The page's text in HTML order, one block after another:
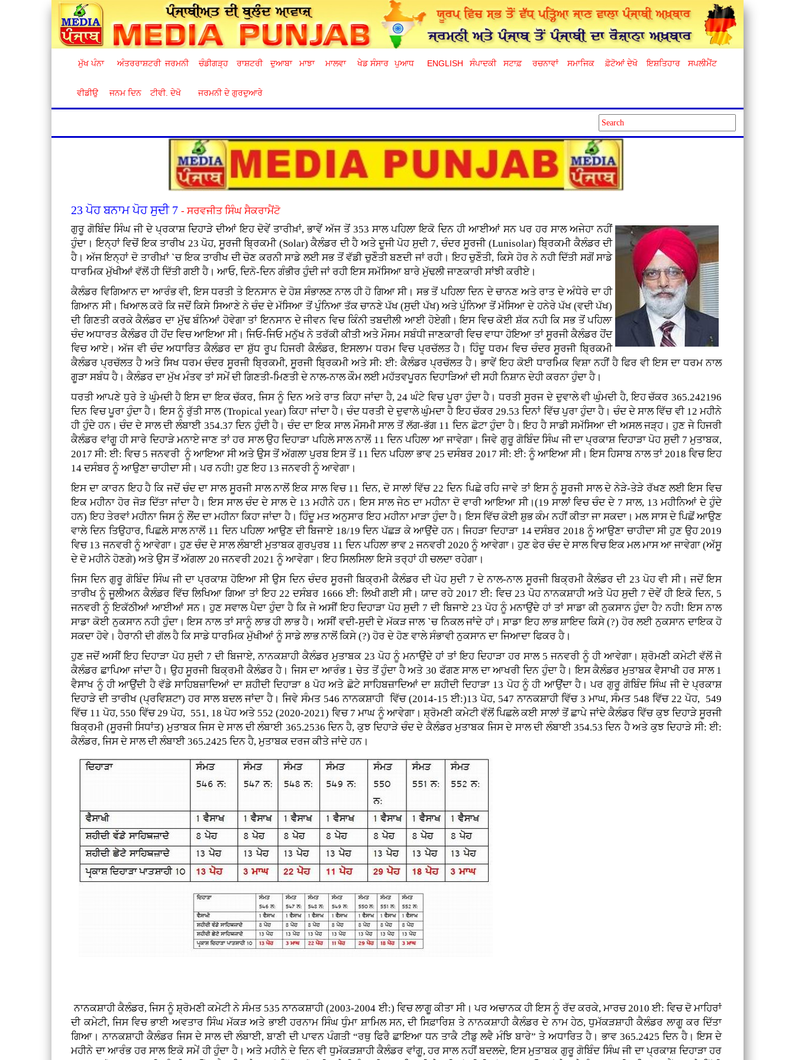
ਮੁੱਖ ਪੰਨਾ ਅੰਤਰਰਾਸ਼ਟਰੀ ਜਰਮਨੀ ਚੰਡੀਗੜ੍ਹ ਰਾਸ਼ਟਰੀ ਦੁਆਬਾ ਮਾਝਾ ਮਾਲਵਾ ਖੇਡ ਸੰਸਾਰ ਪੁਆਧ ENGLISH ਸੰਪਾਦਕੀ ਸਟਾਫ਼ ਰਚਨਾਵਾਂ ਸਮਾਜਿਕ ਫ਼ੋਟੋਆਂ ਦੇਖੋ ਇਸ਼ਤਿਹਾਰ ਸਪਲੀਮੈਂਟ
ਵੀਡੀਉ ਜਨਮ ਦਿਨ ਟੀਵੀ. ਦੇਖੋ ਜਰਮਨੀ ਦੇ ਗੁਰਦੁਆਰੇ
23 ਪੋਹ ਬਨਾਮ ਪੋਹ ਸੁਦੀ 7- ਸਰਵਜੀਤ ਸਿੰਘ ਸੈਕਰਾਮੈਂਟੋ
ਗੁਰੂ ਗੋਬਿੰਦ ਸਿੰਘ ਜੀ ਦੇ ਪ੍ਰਕਾਸ਼ ਦਿਹਾੜੇ ਦੀਆਂ ਇਹ ਦੋਵੇਂ ਤਾਰੀਖ਼ਾਂ, ਭਾਵੇਂ ਅੱਜ ਤੋਂ 353 ਸਾਲ ਪਹਿਲਾ ਇਕੋ ਦਿਨ ਹੀ ਆਈਆਂ ਸਨ ਪਰ ਹਰ ਸਾਲ ਅਜੇਹਾ ਨਹੀਂ
ਹੁੰਦਾ। ਇਨ੍ਹਾਂ ਵਿਚੋਂ ਇਕ ਤਾਰੀਖ 23 ਪੋਹ, ਸੂਰਜੀ ਬ੍ਰਿਕਮੀ (Solar) ਕੈਲੰਡਰ ਦੀ ਹੈ ਅਤੇ ਦੂਜੀ ਪੋਹ ਸੁਦੀ 7, ਚੰਦਰ ਸੂਰਜੀ (Lunisolar) ਬ੍ਰਿਕਮੀ ਕੈਲੰਡਰ ਦੀ
ਹੈ। ਅੱਜ ਇਨ੍ਹਾਂ ਦੋ ਤਾਰੀਖ਼ਾਂ `ਚ ਇਕ ਤਾਰੀਖ ਦੀ ਚੋਣ ਕਰਨੀ ਸਾਡੇ ਲਈ ਸਭ ਤੋਂ ਵੱਡੀ ਚੁਣੌਤੀ ਬਣਦੀ ਜਾਂ ਰਹੀ। ਇਹ ਚੁਣੌਤੀ, ਕਿਸੇ ਹੋਰ ਨੇ ਨਹੀ ਦਿੱਤੀ ਸਗੋਂ ਸਾਡੇ
ਧਾਰਮਿਕ ਮੁੱਖੀਆਂ ਵੱਲੋਂ ਹੀ ਦਿੱਤੀ ਗਈ ਹੈ। ਆਓ, ਦਿਨੋ-ਦਿਨ ਗੰਭੀਰ ਹੁੰਦੀ ਜਾਂ ਰਹੀ ਇਸ ਸਮੱਸਿਆ ਬਾਰੇ ਮੁੱਢਲੀ ਜਾਣਕਾਰੀ ਸਾਂਝੀ ਕਰੀਏ।
ਕੈਲੰਡਰ ਵਿਗਿਆਨ ਦਾ ਆਰੰਭ ਵੀ, ਇਸ ਧਰਤੀ ਤੇ ਇਨਸਾਨ ਦੇ ਹੋਸ਼ ਸੰਭਾਲਣ ਨਾਲ ਹੀ ਹੋ ਗਿਆ ਸੀ। ਸਭ ਤੋਂ ਪਹਿਲਾ ਦਿਨ ਦੇ ਚਾਨਣ ਅਤੇ ਰਾਤ ਦੇ ਅੰਧੇਰੇ ਦਾ ਹੀ
ਗਿਆਨ ਸੀ। ਖਿਆਲ ਕਰੋ ਕਿ ਜਦੋਂ ਕਿਸੇ ਸਿਆਣੇ ਨੇ ਚੰਦ ਦੇ ਮੱਸਿਆ ਤੋਂ ਪੁੰਨਿਆ ਤੱਕ ਚਾਨਣੇ ਪੱਖ (ਸੁਦੀ ਪੱਖ) ਅਤੇ ਪੁੰਨਿਆ ਤੋਂ ਮੱਸਿਆ ਦੇ ਹਨੇਰੇ ਪੱਖ (ਵਦੀ ਪੱਖ)
ਦੀ ਗਿਣਤੀ ਕਰਕੇ ਕੈਲੰਡਰ ਦਾ ਮੁੱਢ ਬੰਨਿਆਂ ਹੋਵੇਗਾ ਤਾਂ ਇਨਸਾਨ ਦੇ ਜੀਵਨ ਵਿਚ ਕਿੰਨੀ ਤਬਦੀਲੀ ਆਈ ਹੋਏਗੀ। ਇਸ ਵਿਚ ਕੋਈ ਸ਼ੱਕ ਨਹੀ ਕਿ ਸਭ ਤੋਂ ਪਹਿਲਾ
ਚੰਦ ਅਧਾਰਤ ਕੈਲੰਡਰ ਹੀ ਹੋਂਦ ਵਿਚ ਆਇਆ ਸੀ। ਜਿਓ-ਜਿਓ ਮਨੁੱਖ ਨੇ ਤਰੱਕੀ ਕੀਤੀ ਅਤੇ ਮੌਸਮ ਸਬੰਧੀ ਜਾਣਕਾਰੀ ਵਿਚ ਵਾਧਾ ਹੋਇਆ ਤਾਂ ਸੂਰਜੀ ਕੈਲੰਡਰ ਹੋਂਦ
ਵਿਚ ਆਏ। ਅੱਜ ਵੀ ਚੰਦ ਅਧਾਰਿਤ ਕੈਲੰਡਰ ਦਾ ਸ਼ੁੱਧ ਰੂਪ ਹਿਜਰੀ ਕੈਲੰਡਰ, ਇਸਲਾਮ ਧਰਮ ਵਿਚ ਪ੍ਰਚੱਲਤ ਹੈ। ਹਿੰਦੂ ਧਰਮ ਵਿਚ ਚੰਦਰ ਸੂਰਜੀ ਬ੍ਰਿਕਮੀ
ਕੈਲੰਡਰ ਪ੍ਰਚੱਲਤ ਹੈ ਅਤੇ ਸਿਖ ਧਰਮ ਚੰਦਰ ਸੂਰਜੀ ਬ੍ਰਿਕਮੀ, ਸੂਰਜੀ ਬ੍ਰਿਕਮੀ ਅਤੇ ਸੀ: ਈ: ਕੈਲੰਡਰ ਪ੍ਰਚੱਲਤ ਹੈ। ਭਾਵੇਂ ਇਹ ਕੋਈ ਧਾਰਮਿਕ ਵਿਸ਼ਾ ਨਹੀਂ ਹੈ ਫਿਰ ਵੀ ਇਸ ਦਾ ਧਰਮ ਨਾਲ
ਗੂੜਾ ਸਬੰਧ ਹੈ। ਕੈਲੰਡਰ ਦਾ ਮੁੱਖ ਮੰਤਵ ਤਾਂ ਸਮੇਂ ਦੀ ਗਿਣਤੀ-ਮਿਣਤੀ ਦੇ ਨਾਲ-ਨਾਲ ਕੌਮ ਲਈ ਮਹੱਤਵਪੂਰਨ ਦਿਹਾੜਿਆਂ ਦੀ ਸਹੀ ਨਿਸ਼ਾਨ ਦੇਹੀ ਕਰਨਾ ਹੁੰਦਾ ਹੈ।
ਧਰਤੀ ਆਪਣੇ ਧੁਰੇ ਤੇ ਘੁੰਮਦੀ ਹੈ ਇਸ ਦਾ ਇਕ ਚੱਕਰ, ਜਿਸ ਨੂੰ ਦਿਨ ਅਤੇ ਰਾਤ ਕਿਹਾ ਜਾਂਦਾ ਹੈ, 24 ਘੰਟੇ ਵਿਚ ਪੂਰਾ ਹੁੰਦਾ ਹੈ। ਧਰਤੀ ਸੂਰਜ ਦੇ ਦੁਵਾਲੇ ਵੀ ਘੁੰਮਦੀ ਹੈ, ਇਹ ਚੱਕਰ 365.242196
ਦਿਨ ਵਿਚ ਪੂਰਾ ਹੁੰਦਾ ਹੈ। ਇਸ ਨੂੰ ਰੁੱਤੀ ਸਾਲ (Tropical year) ਕਿਹਾ ਜਾਂਦਾ ਹੈ। ਚੰਦ ਧਰਤੀ ਦੇ ਦੁਵਾਲੇ ਘੁੰਮਦਾ ਹੈ ਇਹ ਚੱਕਰ 29.53 ਦਿਨਾਂ ਵਿੱਚ ਪੁਰਾ ਹੁੰਦਾ ਹੈ। ਚੰਦ ਦੇ ਸਾਲ ਵਿੱਚ ਵੀ 12 ਮਹੀਨੇ
ਹੀ ਹੁੰਦੇ ਹਨ। ਚੰਦ ਦੇ ਸਾਲ ਦੀ ਲੰਬਾਈ 354.37 ਦਿਨ ਹੁੰਦੀ ਹੈ। ਚੰਦ ਦਾ ਇਕ ਸਾਲ ਮੌਸਮੀ ਸਾਲ ਤੋਂ ਲੱਗ-ਭੱਗ 11 ਦਿਨ ਛੋਟਾ ਹੁੰਦਾ ਹੈ। ਇਹ ਹੈ ਸਾਡੀ ਸਮੱਸਿਆ ਦੀ ਅਸਲ ਜੜ੍ਹ। ਹੁਣ ਜੇ ਹਿਜਰੀ
ਕੈਲੰਡਰ ਵਾਂਗੂ ਹੀ ਸਾਰੇ ਦਿਹਾੜੇ ਮਨਾਏ ਜਾਣ ਤਾਂ ਹਰ ਸਾਲ ਉਹ ਦਿਹਾੜਾ ਪਹਿਲੇ ਸਾਲ ਨਾਲੋਂ 11 ਦਿਨ ਪਹਿਲਾ ਆ ਜਾਵੇਗਾ। ਜਿਵੇ ਗੁਰੂ ਗੋਬਿੰਦ ਸਿੰਘ ਜੀ ਦਾ ਪ੍ਰਕਾਸ਼ ਦਿਹਾੜਾ ਪੋਹ ਸੁਦੀ 7 ਮੁਤਾਬਕ,
2017 ਸੀ: ਈ: ਵਿਚ 5 ਜਨਵਰੀ ਨੂੰ ਆਇਆ ਸੀ ਅਤੇ ਉਸ ਤੋਂ ਅੱਗਲਾ ਪੁਰਬ ਇਸ ਤੋਂ 11 ਦਿਨ ਪਹਿਲਾ ਭਾਵ 25 ਦਸੰਬਰ 2017 ਸੀ: ਈ: ਨੂੰ ਆਇਆ ਸੀ। ਇਸ ਹਿਸਾਬ ਨਾਲ ਤਾਂ 2018 ਵਿਚ ਇਹ
14 ਦਸੰਬਰ ਨੂੰ ਆਉਣਾ ਚਾਹੀਦਾ ਸੀ। ਪਰ ਨਹੀ! ਹੁਣ ਇਹ 13 ਜਨਵਰੀ ਨੂੰ ਆਵੇਗਾ।
ਇਸ ਦਾ ਕਾਰਨ ਇਹ ਹੈ ਕਿ ਜਦੋਂ ਚੰਦ ਦਾ ਸਾਲ ਸੂਰਜੀ ਸਾਲ ਨਾਲੋਂ ਇਕ ਸਾਲ ਵਿਚ 11 ਦਿਨ, ਦੋ ਸਾਲਾਂ ਵਿੱਚ 22 ਦਿਨ ਪਿਛੇ ਰਹਿ ਜਾਵੇ ਤਾਂ ਇਸ ਨੂੰ ਸੂਰਜੀ ਸਾਲ ਦੇ ਨੇੜੇ-ਤੇੜੇ ਰੱਖਣ ਲਈ ਇਸ ਵਿਚ
ਇਕ ਮਹੀਨਾ ਹੋਰ ਜੋੜ ਦਿੱਤਾ ਜਾਂਦਾ ਹੈ। ਇਸ ਸਾਲ ਚੰਦ ਦੇ ਸਾਲ ਦੇ 13 ਮਹੀਨੇ ਹਨ। ਇਸ ਸਾਲ ਜੇਠ ਦਾ ਮਹੀਨਾ ਦੋ ਵਾਰੀ ਆਇਆ ਸੀ।(19 ਸਾਲਾਂ ਵਿਚ ਚੰਦ ਦੇ 7 ਸਾਲ, 13 ਮਹੀਨਿਆਂ ਦੇ ਹੁੰਦੇ
ਹਨ) ਇਹ ਤੇਰਵਾਂ ਮਹੀਨਾ ਜਿਸ ਨੂੰ ਲੌਂਦ ਦਾ ਮਹੀਨਾ ਕਿਹਾ ਜਾਂਦਾ ਹੈ। ਹਿੰਦੂ ਮਤ ਅਨੁਸਾਰ ਇਹ ਮਹੀਨਾ ਮਾੜਾ ਹੁੰਦਾ ਹੈ। ਇਸ ਵਿੱਚ ਕੋਈ ਸ਼ੁਭ ਕੰਮ ਨਹੀਂ ਕੀਤਾ ਜਾ ਸਕਦਾ। ਮਲ ਸਾਸ ਦੇ ਪਿਛੋਂ ਆਉਣ
ਵਾਲੇ ਦਿਨ ਤਿਉਹਾਰ, ਪਿਛਲੇ ਸਾਲ ਨਾਲੋਂ 11 ਦਿਨ ਪਹਿਲਾ ਆਉਣ ਦੀ ਬਿਜਾਏ 18/19 ਦਿਨ ਪੱਛੜ ਕੇ ਆਉਂਦੇ ਹਨ। ਜਿਹੜਾ ਦਿਹਾੜਾ 14 ਦਸੰਬਰ 2018 ਨੂੰ ਆਉਣਾ ਚਾਹੀਦਾ ਸੀ ਹੁਣ ਉਹ 2019
ਵਿਚ 13 ਜਨਵਰੀ ਨੂੰ ਆਵੇਗਾ। ਹੁਣ ਚੰਦ ਦੇ ਸਾਲ ਲੰਬਾਈ ਮੁਤਾਬਕ ਗੁਰਪੁਰਬ 11 ਦਿਨ ਪਹਿਲਾ ਭਾਵ 2 ਜਨਵਰੀ 2020 ਨੂੰ ਆਵੇਗਾ। ਹੁਣ ਫੇਰ ਚੰਦ ਦੇ ਸਾਲ ਵਿਚ ਇਕ ਮਲ ਮਾਸ ਆ ਜਾਵੇਗਾ (ਅੱਸੂ
ਦੇ ਦੋ ਮਹੀਨੇ ਹੋਣਗੇ) ਅਤੇ ਉਸ ਤੋਂ ਅੱਗਲਾ 20 ਜਨਵਰੀ 2021 ਨੂੰ ਆਵੇਗਾ। ਇਹ ਸਿਲਸਿਲਾ ਇਸੇ ਤਰ੍ਹਾਂ ਹੀ ਚਲਦਾ ਰਹੇਗਾ।
ਜਿਸ ਦਿਨ ਗੁਰੂ ਗੋਬਿੰਦ ਸਿੰਘ ਜੀ ਦਾ ਪ੍ਰਕਾਸ਼ ਹੋਇਆ ਸੀ ਉਸ ਦਿਨ ਚੰਦਰ ਸੂਰਜੀ ਬਿਕ੍ਰਮੀ ਕੈਲੰਡਰ ਦੀ ਪੋਹ ਸੁਦੀ 7 ਦੇ ਨਾਲ-ਨਾਲ ਸੂਰਜੀ ਬਿਕ੍ਰਮੀ ਕੈਲੰਡਰ ਦੀ 23 ਪੋਹ ਵੀ ਸੀ। ਜਦੋਂ ਇਸ
ਤਾਰੀਖ ਨੂੰ ਜੂਲੀਅਨ ਕੈਲੰਡਰ ਵਿੱਚ ਲਿਖਿਆ ਗਿਆ ਤਾਂ ਇਹ 22 ਦਸੰਬਰ 1666 ਈ: ਲਿਖੀ ਗਈ ਸੀ। ਯਾਦ ਰਹੇ 2017 ਈ: ਵਿਚ 23 ਪੋਹ ਨਾਨਕਸ਼ਾਹੀ ਅਤੇ ਪੋਹ ਸੁਦੀ 7 ਦੋਵੇਂ ਹੀ ਇਕੋ ਦਿਨ, 5
ਜਨਵਰੀ ਨੂੰ ਇਕੱਠੀਆਂ ਆਈਆਂ ਸਨ। ਹੁਣ ਸਵਾਲ ਪੈਦਾ ਹੁੰਦਾ ਹੈ ਕਿ ਜੇ ਅਸੀਂ ਇਹ ਦਿਹਾੜਾ ਪੋਹ ਸੁਦੀ 7 ਦੀ ਬਿਜਾਏ 23 ਪੋਹ ਨੂੰ ਮਨਾਉਂਦੇ ਹਾਂ ਤਾਂ ਸਾਡਾ ਕੀ ਨੁਕਸਾਨ ਹੁੰਦਾ ਹੈ? ਨਹੀ! ਇਸ ਨਾਲ
ਸਾਡਾ ਕੋਈ ਨੁਕਸਾਨ ਨਹੀ ਹੁੰਦਾ। ਇਸ ਨਾਲ ਤਾਂ ਸਾਨੂੰ ਲਾਭ ਹੀ ਲਾਭ ਹੈ। ਅਸੀਂ ਵਦੀ-ਸੁਦੀ ਦੇ ਮੱਕੜ ਜਾਲ `ਚ ਨਿਕਲ ਜਾਂਦੇ ਹਾਂ। ਸਾਡਾ ਇਹ ਲਾਭ ਸ਼ਾਇਦ ਕਿਸੇ (?) ਹੋਰ ਲਈ ਨੁਕਸਾਨ ਦਾਇਕ ਹੋ
ਸਕਦਾ ਹੋਵੇ। ਹੈਰਾਨੀ ਦੀ ਗੱਲ ਹੈ ਕਿ ਸਾਡੇ ਧਾਰਮਿਕ ਮੁੱਖੀਆਂ ਨੂੰ ਸਾਡੇ ਲਾਭ ਨਾਲੋਂ ਕਿਸੇ (?) ਹੋਰ ਦੇ ਹੋਣ ਵਾਲੇ ਸੰਭਾਵੀ ਨੁਕਸਾਨ ਦਾ ਜਿਆਦਾ ਫਿਕਰ ਹੈ।
ਹੁਣ ਜਦੋਂ ਅਸੀਂ ਇਹ ਦਿਹਾੜਾ ਪੋਹ ਸੁਦੀ 7 ਦੀ ਬਿਜਾਏ, ਨਾਨਕਸ਼ਾਹੀ ਕੈਲੰਡਰ ਮੁਤਾਬਕ 23 ਪੋਹ ਨੂੰ ਮਨਾਉਂਦੇ ਹਾਂ ਤਾਂ ਇਹ ਦਿਹਾੜਾ ਹਰ ਸਾਲ 5 ਜਨਵਰੀ ਨੂੰ ਹੀ ਆਵੇਗਾ। ਸ਼੍ਰੋਮਣੀ ਕਮੇਟੀ ਵੱਲੋਂ ਜੋ
ਕੈਲੰਡਰ ਛਾਪਿਆ ਜਾਂਦਾ ਹੈ। ਉਹ ਸੂਰਜੀ ਬਿਕ੍ਰਮੀ ਕੈਲੰਡਰ ਹੈ। ਜਿਸ ਦਾ ਆਰੰਭ 1 ਚੇਤ ਤੋਂ ਹੁੰਦਾ ਹੈ ਅਤੇ 30 ਫੱਗਣ ਸਾਲ ਦਾ ਆਖਰੀ ਦਿਨ ਹੁੰਦਾ ਹੈ। ਇਸ ਕੈਲੰਡਰ ਮੁਤਾਬਕ ਵੈਸਾਖੀ ਹਰ ਸਾਲ 1
ਵੈਸਾਖ ਨੂੰ ਹੀ ਆਉਂਦੀ ਹੈ ਵੱਡੇ ਸਾਹਿਬਜ਼ਾਦਿਆਂ ਦਾ ਸ਼ਹੀਦੀ ਦਿਹਾੜਾ 8 ਪੋਹ ਅਤੇ ਛੋਟੇ ਸਾਹਿਬਜ਼ਾਦਿਆਂ ਦਾ ਸ਼ਹੀਦੀ ਦਿਹਾੜਾ 13 ਪੋਹ ਨੂੰ ਹੀ ਆਉਂਦਾ ਹੈ। ਪਰ ਗੁਰੂ ਗੋਬਿੰਦ ਸਿੰਘ ਜੀ ਦੇ ਪ੍ਰਕਾਸ਼
ਦਿਹਾੜੇ ਦੀ ਤਾਰੀਖ (ਪ੍ਰਵਿਸ਼ਟਾ) ਹਰ ਸਾਲ ਬਦਲ ਜਾਂਦਾ ਹੈ। ਜਿਵੇ ਸੰਮਤ 546 ਨਾਨਕਸ਼ਾਹੀ ਵਿੱਚ (2014-15 ਈ:)13 ਪੋਹ, 547 ਨਾਨਕਸ਼ਾਹੀ ਵਿੱਚ 3 ਮਾਘ, ਸੰਮਤ 548 ਵਿੱਚ 22 ਪੋਹ, 549
ਵਿੱਚ 11 ਪੋਹ, 550 ਵਿੱਚ 29 ਪੋਹ, 551, 18 ਪੋਹ ਅਤੇ 552 (2020-2021) ਵਿਚ 7 ਮਾਘ ਨੂੰ ਆਵੇਗਾ। ਸ਼੍ਰੋਮਣੀ ਕਮੇਟੀ ਵੱਲੋਂ ਪਿਛਲੇ ਕਈ ਸਾਲਾਂ ਤੋਂ ਛਾਪੇ ਜਾਂਦੇ ਕੈਲੰਡਰ ਵਿੱਚ ਕੁਝ ਦਿਹਾੜੇ ਸੂਰਜੀ
ਬਿਕ੍ਰਮੀ (ਸੂਰਜੀ ਸਿਧਾਂਤ) ਮੁਤਾਬਕ ਜਿਸ ਦੇ ਸਾਲ ਦੀ ਲੰਬਾਈ 365.2536 ਦਿਨ ਹੈ, ਕੁਝ ਦਿਹਾੜੇ ਚੰਦ ਦੇ ਕੈਲੰਡਰ ਮੁਤਾਬਕ ਜਿਸ ਦੇ ਸਾਲ ਦੀ ਲੰਬਾਈ 354.53 ਦਿਨ ਹੈ ਅਤੇ ਕੁਝ ਦਿਹਾੜੇ ਸੀ: ਈ:
ਕੈਲੰਡਰ, ਜਿਸ ਦੇ ਸਾਲ ਦੀ ਲੰਬਾਈ 365.2425 ਦਿਨ ਹੈ, ਮੁਤਾਬਕ ਦਰਜ ਕੀਤੇ ਜਾਂਦੇ ਹਨ।
ਨਾਨਕਸ਼ਾਹੀ ਕੈਲੰਡਰ, ਜਿਸ ਨੂੰ ਸ਼੍ਰੋਮਣੀ ਕਮੇਟੀ ਨੇ ਸੰਮਤ 535 ਨਾਨਕਸ਼ਾਹੀ (2003-2004 ਈ:) ਵਿਚ ਲਾਗੂ ਕੀਤਾ ਸੀ। ਪਰ ਅਚਾਨਕ ਹੀ ਇਸ ਨੂੰ ਰੱਦ ਕਰਕੇ, ਮਾਰਚ 2010 ਈ: ਵਿਚ ਦੋ ਮਾਹਿਰਾਂ
ਦੀ ਕਮੇਟੀ, ਜਿਸ ਵਿਚ ਭਾਈ ਅਵਤਾਰ ਸਿੰਘ ਮੱਕੜ ਅਤੇ ਭਾਈ ਹਰਨਾਮ ਸਿੰਘ ਧੁੰਮਾ ਸ਼ਾਮਿਲ ਸਨ, ਦੀ ਸਿਫ਼ਾਰਿਸ਼ ਤੇ ਨਾਨਕਸ਼ਾਹੀ ਕੈਲੰਡਰ ਦੇ ਨਾਮ ਹੇਠ, ਧੁਮੱਕੜਸ਼ਾਹੀ ਕੈਲੰਡਰ ਲਾਗੂ ਕਰ ਦਿੱਤਾ
ਗਿਆ। ਨਾਨਕਸ਼ਾਹੀ ਕੈਲੰਡਰ ਜਿਸ ਦੇ ਸਾਲ ਦੀ ਲੰਬਾਈ, ਬਾਣੀ ਦੀ ਪਾਵਨ ਪੰਗਤੀ “ਰਥੁ ਫਿਰੈ ਛਾਇਆ ਧਨ ਤਾਕੈ ਟੀਡੁ ਲਵੈ ਮੰਝਿ ਬਾਰੇ” ਤੇ ਅਧਾਰਿਤ ਹੈ। ਭਾਵ 365.2425 ਦਿਨ ਹੈ। ਇਸ ਦੇ
ਮਹੀਨੇ ਦਾ ਆਰੰਭ ਹਰ ਸਾਲ ਇਕੋ ਸਮੇਂ ਹੀ ਹੁੰਦਾ ਹੈ। ਅਤੇ ਮਹੀਨੇ ਦੇ ਦਿਨ ਵੀ ਧੁਮੱਕੜਸ਼ਾਹੀ ਕੈਲੰਡਰ ਵਾਂਗੂ, ਹਰ ਸਾਲ ਨਹੀਂ ਬਦਲਦੇ, ਇਸ ਮੁਤਾਬਕ ਗੁਰੂ ਗੋਬਿੰਦ ਸਿੰਘ ਜੀ ਦਾ ਪ੍ਰਕਾਸ਼ ਦਿਹਾੜਾ ਹਰ